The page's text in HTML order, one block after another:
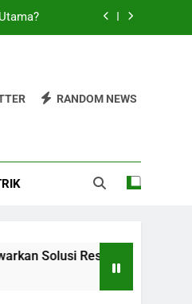
Diet
Gaza
RANDOM NEWS
Resiliensi dengan Elastic dan